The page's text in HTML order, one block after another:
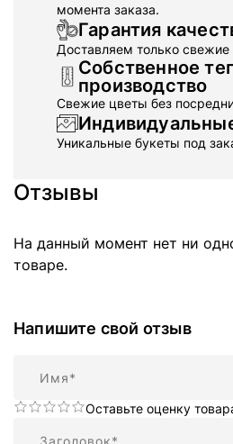
момента заказа.
Гарантия
Доставляем только свежие
Собственное
производство
Свежие цветы без
Уникальные букеты под
Отзывы
На данный момент нет ни
товаре.
Напишите свой отзыв
Оставьте оценку